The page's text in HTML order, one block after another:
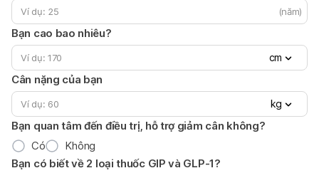
(năm)
Bạn cao bao nhiêu?
cm
Cân nặng của bạn
kg
Bạn quan tâm đến điều trị, hỗ trợ giảm cân không?
Có
Không
Bạn có biết về 2 loại thuốc GIP và GLP-1?